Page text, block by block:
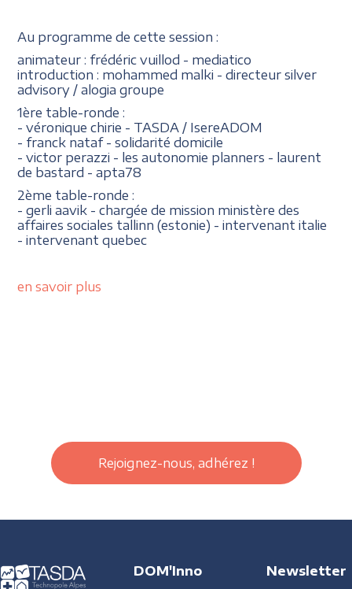
Au programme de cette session :
animateur : frédéric vuillod - mediatico
introduction : mohammed malki - directeur silver
advisory / alogia groupe
1ère table-ronde :
- véronique chirie - TASDA / IsereADOM
- franck nataf - solidarité domicile
- victor perazzi - les autonomie planners - laurent
de bastard - apta78
2ème table-ronde :
- gerli aavik - chargée de mission ministère des
affaires sociales tallinn (estonie) - intervenant italie
- intervenant quebec
en savoir plus
Rejoignez-nous, adhérez !
DOM'Inno Newsletter